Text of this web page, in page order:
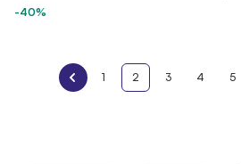
-40%
1 2 3 4 5